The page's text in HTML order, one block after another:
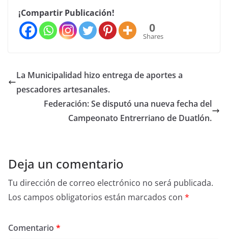
¡Compartir Publicación!
0
Shares
La Municipalidad hizo entrega de aportes a
pescadores artesanales.
Federación: Se disputó una nueva fecha del
Campeonato Entrerriano de Duatlón.
Deja un comentario
Tu dirección de correo electrónico no será publicada.
Los campos obligatorios están marcados con *
Comentario *